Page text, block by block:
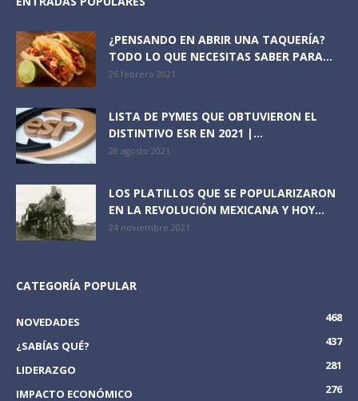
¿PENSANDO EN ABRIR UNA TAQUERÍA?
TODO LO QUE NECESITAS SABER PARA...
26 febrero 2021
LISTA DE PYMES QUE OBTUVIERON EL
DISTINTIVO ESR EN 2021 |...
28 agosto 2021
LOS PLATILLOS QUE SE POPULARIZARON
EN LA REVOLUCIÓN MEXICANA Y HOY...
24 noviembre 2021
CATEGORÍA POPULAR
NOVEDADES
468
¿SABÍAS QUÉ?
437
LIDERAZGO
281
IMPACTO ECONÓMICO
276